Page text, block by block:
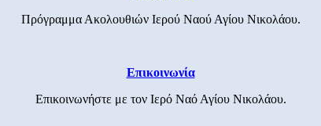
Πρόγραμμα Ακολουθιών Ιερού Ναού Αγίου Νικολάου.
Επικοινωνία
Επικοινωνήστε με τον Ιερό Ναό Αγίου Νικολάου.